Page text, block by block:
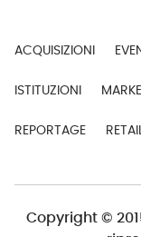
ACQUISIZIONI
ISTITUZIONI
REPORTAGE
Copyright ©